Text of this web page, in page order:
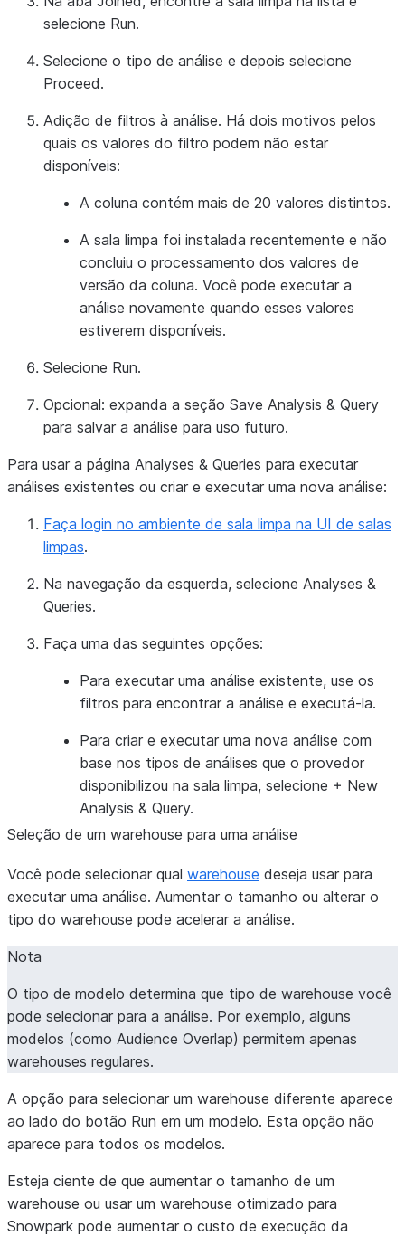
selecione Run.
Selecione o tipo de análise e depois selecione
Proceed.
Adição de filtros à análise. Há dois motivos pelos
quais os valores do filtro podem não estar
disponíveis:
A coluna contém mais de 20 valores distintos.
A sala limpa foi instalada recentemente e não
concluiu o processamento dos valores de
versão da coluna. Você pode executar a
análise novamente quando esses valores
estiverem disponíveis.
Selecione Run.
Opcional: expanda a seção Save Analysis & Query
para salvar a análise para uso futuro.
Para usar a página Analyses & Queries para executar
análises existentes ou criar e executar uma nova análise:
Faça login no ambiente de sala limpa na UI de salas
limpas.
Na navegação da esquerda, selecione Analyses &
Queries.
Faça uma das seguintes opções:
Para executar uma análise existente, use os
filtros para encontrar a análise e executá-la.
Para criar e executar uma nova análise com
base nos tipos de análises que o provedor
disponibilizou na sala limpa, selecione + New
Analysis & Query.
Seleção de um warehouse para uma análise
Você pode selecionar qual warehouse deseja usar para
executar uma análise. Aumentar o tamanho ou alterar o
tipo do warehouse pode acelerar a análise.
Nota
O tipo de modelo determina que tipo de warehouse você
pode selecionar para a análise. Por exemplo, alguns
modelos (como Audience Overlap) permitem apenas
warehouses regulares.
A opção para selecionar um warehouse diferente aparece
ao lado do botão Run em um modelo. Esta opção não
aparece para todos os modelos.
Esteja ciente de que aumentar o tamanho de um
warehouse ou usar um warehouse otimizado para
Snowpark pode aumentar o custo de execução da